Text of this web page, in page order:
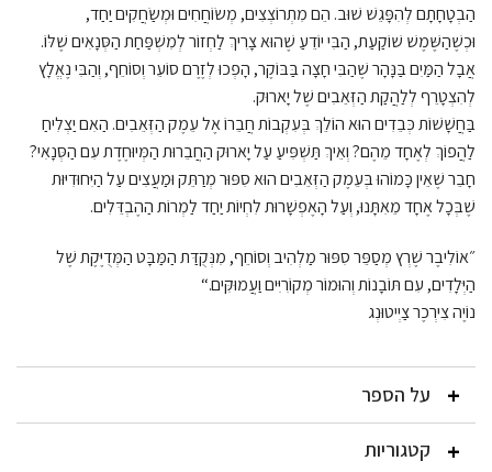
הַבְטָחָתָם לְהִפָּגֵשׁ שׁוּב. הֵם מִתְרוֹצְצִים, מְשׂוֹחֲחִים וּמְשַׂחֲקִים יַחַד,
וּכְשֶׁהַשֶּׁמֶשׁ שׁוֹקַעַת, הַבִּי יוֹדֵעַ שֶׁהוּא צָרִיךְ לַחְזוֹר לְמִשְׁפַּחַת הַסְּנָאִים שֶׁלּוֹ.
אֲבָל הַמַּיִם בַּנָּהָר שֶׁהַבִּי חָצָה בַּבּוֹקֶר, הָפְכוּ לְזֶרֶם סוֹעֵר וְסוֹחֵף, וְהַבִּי נֶאֱלָץ
לְהִצְטָרֵף לְלַהֲקַת הַזְּאֵבִים שֶׁל יָארוּק.
בַּחֲשָׁשׁוֹת כְּבֵדִים הוּא הוֹלֵךְ בְּעִקְבוֹת חֲבֵרוֹ אֶל עֵמֶק הַזְּאֵבִים. הַאִם יַצְלִיחַ
לַהֲפוֹךְ לְאֶחָד מֵהֶם? וְאֵיךְ תַּשְׁפִּיעַ עַל יָארוּק הַחֲבֵרוּת הַמְּיוּחֶדֶת עִם הַסְּנָאִי?
חָבֵר שֶׁאֵין כָּמוֹהוּ בְּעֵמֶק הַזְּאֵבִים הוּא סִפּוּר מְרַתֵּק וּמַעֲצִים עַל הַיִּחוּדִיּוּת
שֶׁבְּכָל אֶחָד מֵאִתָּנוּ, וְעַל הָאֶפְשָׁרוּת לִחְיוֹת יַחַד לַמְרוֹת הַהֶבְדֵּלִים.
״אוֹלִיבֶר שֶׁרְץ מְסַפֵּר סִפּוּר מַלְהִיב וְסוֹחֵף, מִנְּקֻדַּת הַמַּבָּט הַמְּדֻיֶּקֶת שֶׁל
הַיְּלָדִים, עִם תּוֹבָנוֹת וְהוּמוֹר מְקוֹרִיִּים וַעֲמוּקִּים.“
נוֹיֶה צִירְכֶר צַיְיטוּנְג
על הספר
קטגוריות